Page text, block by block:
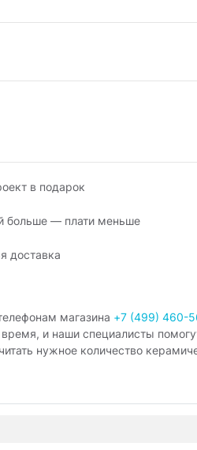
в подарок
больше — плати меньше
доставка
магазина +7 (499) 460-
и наши специалисты
нужное количество